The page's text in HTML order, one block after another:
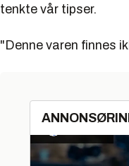
tenkte vår tipser.
"Denne varen finnes